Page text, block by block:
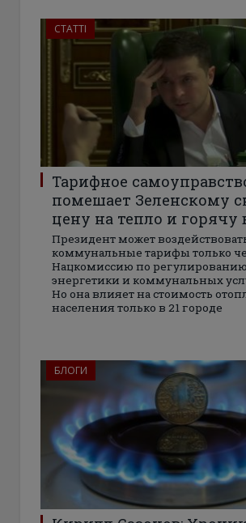
СТАТТІ
Тарифное
помешает Зеленскому
цену на тепло и горячу
Президент может
коммунальные тарифы только
Нацкомиссию по
энергетики и коммунальных
Но она влияет на стоимость
населения только в 21 городе
БЛОГИ